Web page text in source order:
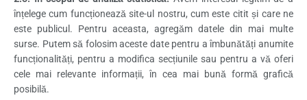
înțelege cum funcționează site-ul nostru, cum este citit și care ne
este publicul. Pentru aceasta, agregăm datele din mai multe
surse. Putem să folosim aceste date pentru a îmbunătăți anumite
funcționalități, pentru a modifica secțiunile sau pentru a vă oferi
cele mai relevante informații, în cea mai bună formă grafică
posibilă.